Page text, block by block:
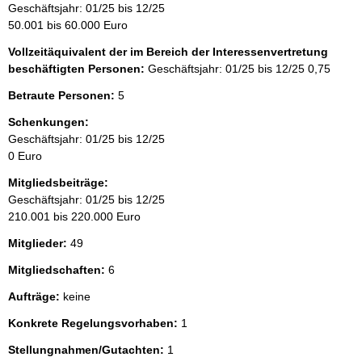
Geschäftsjahr: 01/25 bis 12/25
50.001 bis 60.000 Euro
Vollzeitäquivalent der im Bereich der Interessenvertretung
beschäftigten Personen: Geschäftsjahr: 01/25 bis 12/25 0,75
Betraute Personen: 5
Schenkungen:
Geschäftsjahr: 01/25 bis 12/25
0 Euro
Mitgliedsbeiträge:
Geschäftsjahr: 01/25 bis 12/25
210.001 bis 220.000 Euro
Mitglieder: 49
Mitgliedschaften: 6
Aufträge: keine
Konkrete Regelungsvorhaben: 1
Stellungnahmen/Gutachten: 1